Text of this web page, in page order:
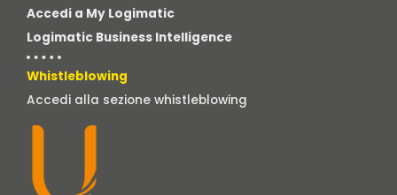
Accedi a My Logimatic
Logimatic Business Intelligence
Whistleblowing
Accedi alla sezione whistleblowing